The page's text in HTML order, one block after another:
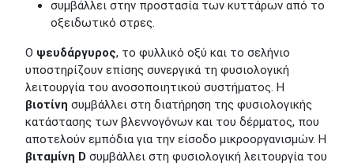
συμβάλλει στην προστασία των κυττάρων από το
οξειδωτικό στρες.
Ο ψευδάργυρος, το φυλλικό οξύ και το σελήνιο
υποστηρίζουν επίσης συνεργικά τη φυσιολογική
λειτουργία του ανοσοποιητικού συστήματος. Η
βιοτίνη συμβάλλει στη διατήρηση της φυσιολογικής
κατάστασης των βλεννογόνων και του δέρματος, που
αποτελούν εμπόδια για την είσοδο μικροοργανισμών. Η
βιταμίνη D συμβάλλει στη φυσιολογική λειτουργία του